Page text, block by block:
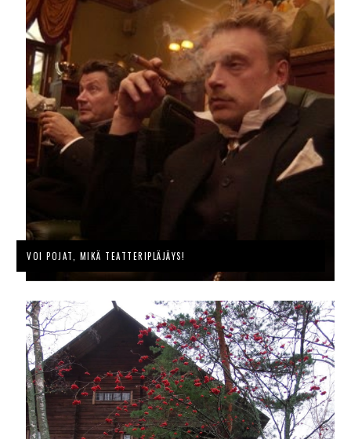
VOI POJAT, MIKÄ TEATTERIPLÄJÄYS!